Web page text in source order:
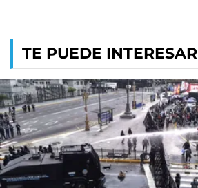
TE PUEDE INTERESAR